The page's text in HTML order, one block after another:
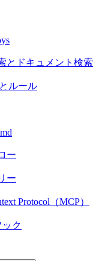
とドキュメント検索
ルール
ー
ー
Protocol（MCP）
ック